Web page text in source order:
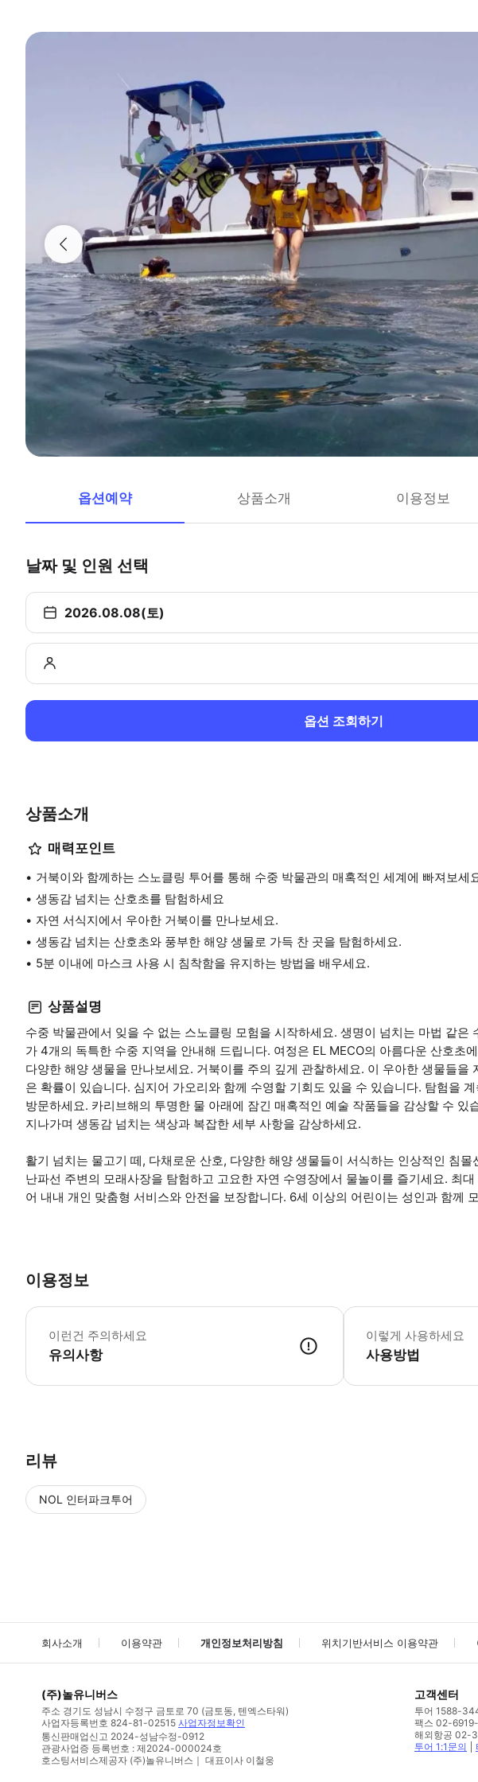
옵션예약 상품소개 이용정보
날짜 및 인원 선택
2026.08.08(토)
옵션 조회하기
상품소개
매력포인트
거북이와 함께하는 스노클링 투어를 통해 수중 박물관의 매혹적인 세계에 빠져보세
생동감 넘치는 산호초를 탐험하세요
자연 서식지에서 우아한 거북이를 만나보세요.
생동감 넘치는 산호초와 풍부한 해양 생물로 가득 찬 곳을 탐험하세요.
5분 이내에 마스크 사용 시 침착함을 유지하는 방법을 배우세요.
상품설명
수중 박물관에서 잊을 수 없는 스노클링 모험을 시작하세요. 생명이 넘치는 마법 같은
가 4개의 독특한 수중 지역을 안내해 드립니다. 여정은 EL MECO의 아름다운 산호초
다양한 해양 생물을 만나보세요. 거북이를 주의 깊게 관찰하세요. 이 우아한 생물들을
은 확률이 있습니다. 심지어 가오리와 함께 수영할 기회도 있을 수 있습니다. 탐험을
방문하세요. 카리브해의 투명한 물 아래에 잠긴 매혹적인 예술 작품들을 감상할 수 있
지나가며 생동감 넘치는 색상과 복잡한 세부 사항을 감상하세요.
활기 넘치는 물고기 떼, 다채로운 산호, 다양한 해양 생물들이 서식하는 인상적인 침
난파선 주변의 모래사장을 탐험하고 고요한 자연 수영장에서 물놀이를 즐기세요. 최
어 내내 개인 맞춤형 서비스와 안전을 보장합니다. 6세 이상의 어린이는 성인과 함께
이용정보
이런건 주의하세요
유의사항
스노클링 투어는 수영을 못
이렇게 사용하세요
사용방법
리뷰
NOL 인터파크투어
회사소개 이용약관 개인정보처리방침 위치기반서비스 이용약관
(주)놀유니버스
주소 경기도 성남시 수정구 금토로 70 (금토동, 텐엑스타워)
사업자등록번호 824-81-02515 사업자정보확인
통신판매업신고 2024-성남수정-0912
관광사업증 등록번호 : 제2024-000024호
호스팅서비스제공자 (주)놀유니버스｜ 대표이사 이철웅
고객센터
투어 1588-
팩스 02-
해외항공 02-
투어 1:1문의